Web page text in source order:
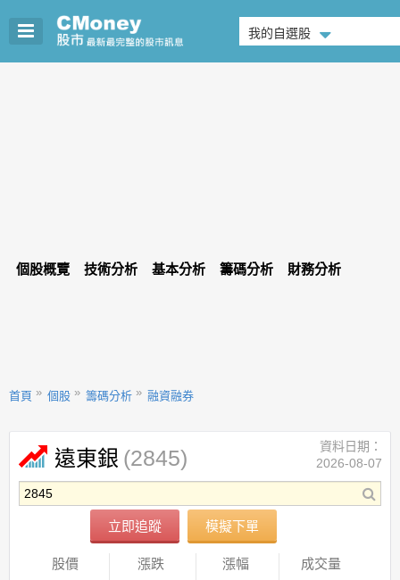
我的自選股
個股概覽 技術分析 基本分析 籌碼分析 財務分析
首頁 個股 籌碼分析 融資融券
遠東銀 (2845)
立即追蹤 模擬下單
資料日期：
2026-08-07
股價
漲跌
漲幅
成交量